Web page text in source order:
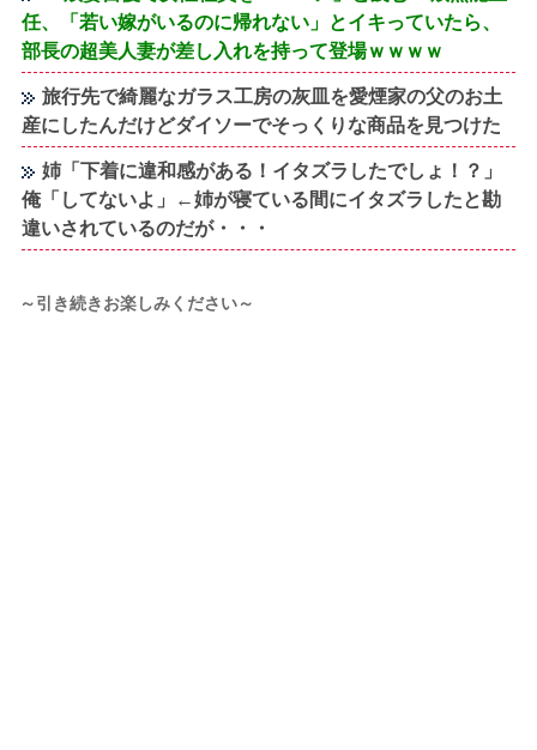
任、「若い嫁がいるのに帰れない」とイキっていたら、
部長の超美人妻が差し入れを持って登場ｗｗｗｗ
旅行先で綺麗なガラス工房の灰皿を愛煙家の父のお土
産にしたんだけどダイソーでそっくりな商品を見つけた
姉「下着に違和感がある！イタズラしたでしょ！？」
俺「してないよ」←姉が寝ている間にイタズラしたと勘
違いされているのだが・・・
～引き続きお楽しみください～